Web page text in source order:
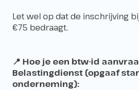
Let wel op dat de inschrijving
€75 bedraagt.
📍 Hoe je een btw-id
Belastingdienst (opgaaf
onderneming):